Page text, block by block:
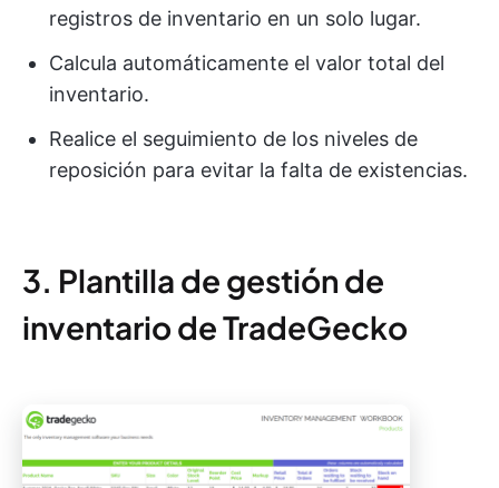
registros de inventario en un solo lugar.
Calcula automáticamente el valor total del
inventario.
Realice el seguimiento de los niveles de
reposición para evitar la falta de existencias.
3. Plantilla de gestión de
inventario de TradeGecko